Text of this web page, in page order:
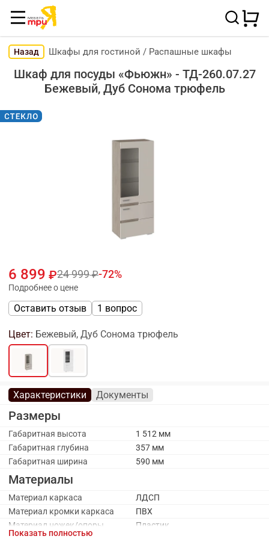
Назад Шкафы для гостиной / Распашные шкафы
Шкаф для посуды «Фьюжн» - ТД-260.07.27
Бежевый, Дуб Сонома трюфель
6 899 24 999 72
Подробнее о цене
Оставить отзыв 1 вопрос
Цвет: Бежевый, Дуб Сонома трюфель
Характеристики Документы
Размеры
Габаритная высота
1 512 мм
Габаритная глубина
357 мм
Габаритная ширина
590 мм
Материалы
Материал каркаса
ЛДСП
Материал кромки каркаса
ПВХ
Материал ножек/опоры
Пластик
Показать полностью